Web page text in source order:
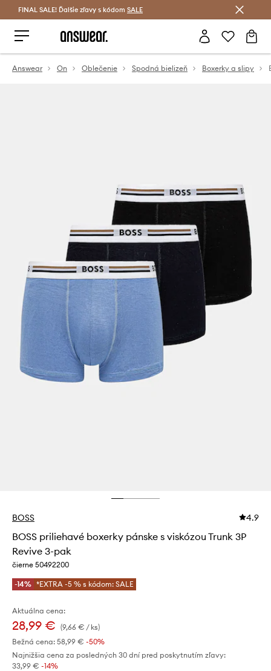
Šetrite s Answear Club >
FINAL SALE! Ďalšie zľavy s kódom SALE
Answear On Oblečenie Spodná bielizeň Boxerky a slipy
BOSS 4.9
BOSS priliehavé boxerky pánske s viskózou Trunk 3P
Revive 3-pak
čierne 50492200
-14% *EXTRA -5 % s kódom: SALE
Aktuálna cena:
28,99 € (9,66 € / ks)
Bežná cena: 58,99 € -50%
Najnižšia cena za posledných 30 dní pred poskytnutím zľavy:
33,99 € -14%